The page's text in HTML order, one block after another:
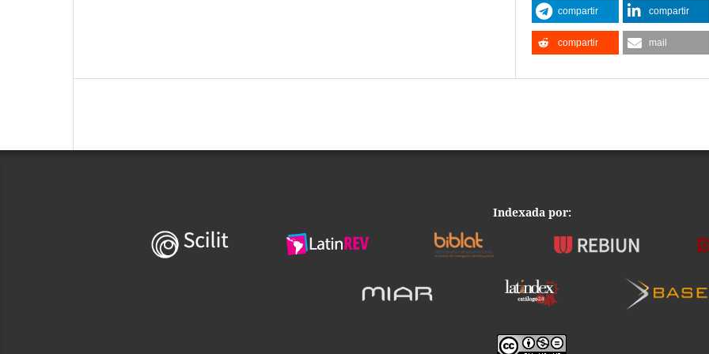
compartir compartir
compartir mail
Indexada por: